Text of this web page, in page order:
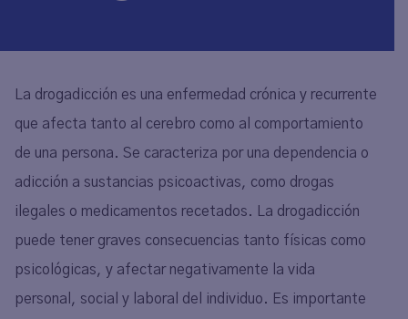
La drogadicción es una enfermedad crónica y recurrente
que afecta tanto al cerebro como al comportamiento
de una persona. Se caracteriza por una dependencia o
adicción a sustancias psicoactivas, como drogas
ilegales o medicamentos recetados. La drogadicción
puede tener graves consecuencias tanto físicas como
psicológicas, y afectar negativamente la vida
personal, social y laboral del individuo. Es importante